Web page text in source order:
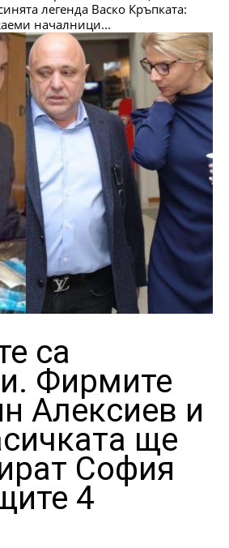
легенда Васко Кръпката:
началници...
са
Фирмите
Алексиев и
ще
София
4